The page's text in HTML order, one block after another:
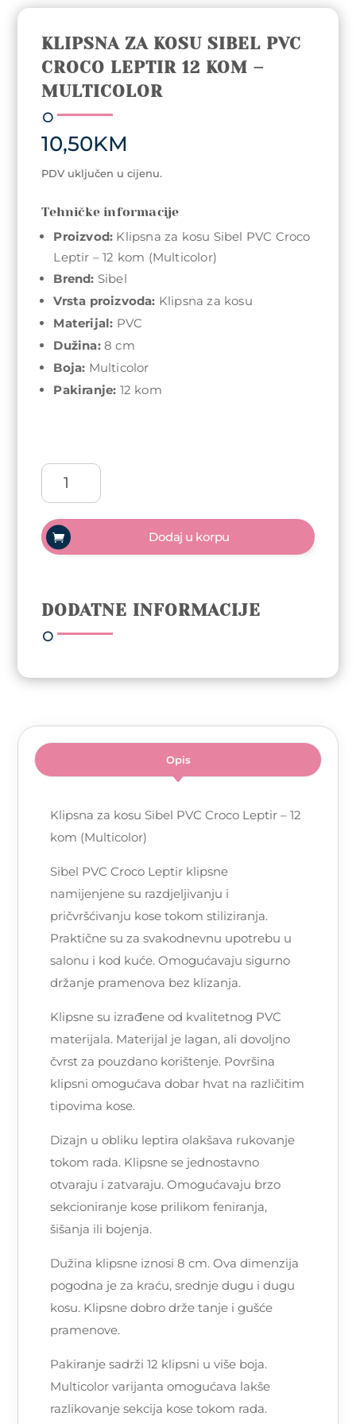
KLIPSNA ZA KOSU SIBEL PVC
CROCO LEPTIR 12 KOM –
MULTICOLOR
10,50KM
PDV uključen u cijenu.
Tehničke informacije
Proizvod: Klipsna za kosu Sibel PVC Croco
Leptir – 12 kom (Multicolor)
Brend: Sibel
Vrsta proizvoda: Klipsna za kosu
Materijal: PVC
Dužina:8 cm
Boja: Multicolor
Pakiranje: 12 kom
Klipsna
kosu
Sibel
Pvc
Croco
kom
–
Dodaj u korpu
DODATNE INFORMACIJE
Opis
Klipsna za kosu Sibel PVC Croco Leptir – 12
kom (Multicolor)
Sibel PVC Croco Leptir klipsne
namijenjene su razdjeljivanju i
pričvršćivanju kose tokom stiliziranja.
Praktične su za svakodnevnu upotrebu u
salonu i kod kuće. Omogućavaju sigurno
držanje pramenova bez klizanja.
Klipsne su izrađene od kvalitetnog PVC
materijala. Materijal je lagan, ali dovoljno
čvrst za pouzdano korištenje. Površina
klipsni omogućava dobar hvat na različitim
tipovima kose.
Dizajn u obliku leptira olakšava rukovanje
tokom rada. Klipsne se jednostavno
otvaraju i zatvaraju. Omogućavaju brzo
sekcioniranje kose prilikom feniranja,
šišanja ili bojenja.
Dužina klipsne iznosi 8 cm. Ova dimenzija
pogodna je za kraću, srednje dugu i dugu
kosu. Klipsne dobro drže tanje i gušće
pramenove.
Pakiranje sadrži 12 klipsni u više boja.
Multicolor varijanta omogućava lakše
razlikovanje sekcija kose tokom rada.